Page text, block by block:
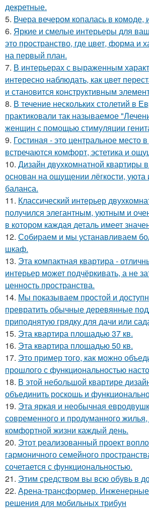
декретные.
5. Вчера вечером копалась в
6. Яркие и смелые интерьеры для
это пространство, где цвет, форма и
на первый план.
7. В интерьерах с выраженным
интересно наблюдать, как цвет
и становится конструктивным
8. В течение нескольких столетий в
практиковали так называемое
женщин с помощью стимуляции
9. Гостиная - это центральное место
встречаются комфорт, эстетика и
10. Дизайн двухкомнатной квартиры
основан на ощущении лёгкости, уюта
баланса.
11. Классический интерьер
получился элегантным, уютным и
в котором каждая деталь имеет
12. Собираем и мы устанавливаем
шкаф.
13. Эта компактная квартира -
интерьер может подчёркивать, а не
ценность пространства.
14. Мы показываем простой и
превратить обычные деревянные
приподнятую грядку для дачи или
15. Эта квартира площадью 37 кв.
16. Эта квартира площадью 50 кв.
17. Это пример того, как можно
прошлого с функциональностью
18. В этой небольшой квартире
объединить роскошь и
19. Эта яркая и необычная
современного и продуманного жилья,
комфортной жизни каждый день.
20. Этот реализованный проект
гармоничного семейного
сочетается с функциональностью.
21. Этим средством вы всю обувь в
22. Арена-трансформер. Инженерные
решения для мобильных трибун